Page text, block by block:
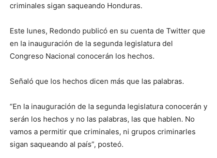
criminales sigan saqueando Honduras.
Este lunes, Redondo publicó en su cuenta de Twitter que
en la inauguración de la segunda legislatura del
Congreso Nacional conocerán los hechos.
Señaló que los hechos dicen más que las palabras.
“En la inauguración de la segunda legislatura conocerán y
serán los hechos y no las palabras, las que hablen. No
vamos a permitir que criminales, ni grupos criminarles
sigan saqueando al país”, posteó.